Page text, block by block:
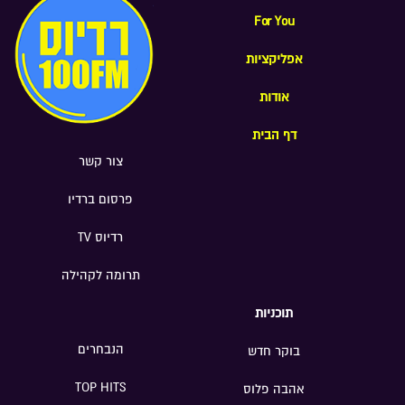
מלאכותית במכללה האקדמית תל
אביב-יפו; נתן כהן, מוסיקאי ויוצר; משה
בר-חיים מנכ"ל האגודה למלחמה בסרטן;
אפרת שטינלאוף, המנהלת האמנותית של
תיאטרון "נא לגעת"; ד"ר ענת הוכברג
מרום, ייעוץ גיאו-אסטרטגי וניהול סיכונים
For You
אפליקציות
אודות
דף הבית
צור קשר
פרסום ברדיו
רדיוס TV
תרומה לקהילה
תוכניות
בוקר חדש
אהבה פלוס
הנבחרים
TOP HITS